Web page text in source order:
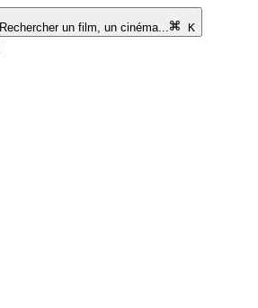
Rechercher un film, un cinéma...
K